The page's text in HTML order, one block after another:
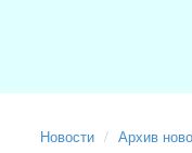
Новости Архив